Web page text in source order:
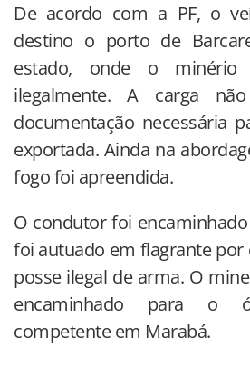
De acordo com a PF, o
destino o porto de
estado, onde o minério
ilegalmente. A carga
documentação necessária
exportada. Ainda na
fogo foi apreendida.
O condutor foi
foi autuado em flagrante
posse ilegal de arma. O
encaminhado para o
competente em Marabá.